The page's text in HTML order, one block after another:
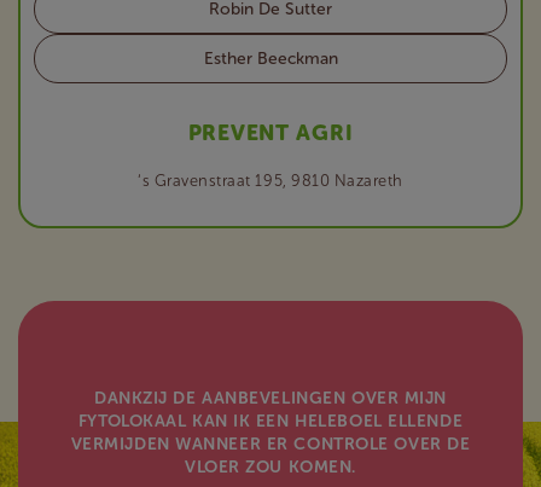
Robin De Sutter
Esther Beeckman
PREVENT AGRI
‘s Gravenstraat 195, 9810 Nazareth
DANKZIJ DE AANBEVELINGEN OVER MIJN
FYTOLOKAAL KAN IK EEN HELEBOEL ELLENDE
VERMIJDEN WANNEER ER CONTROLE OVER DE
VLOER ZOU KOMEN.